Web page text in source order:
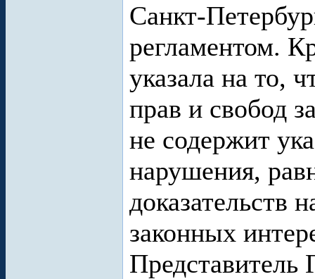
Санкт-
регламентом.
указала на то,
прав и свобод
не содержит
нарушения,
доказательств
законных
Представитель